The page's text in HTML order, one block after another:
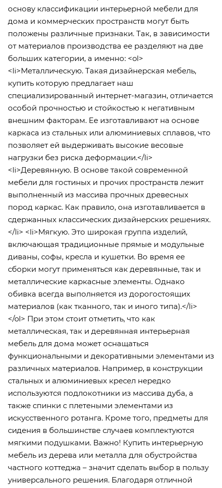
основу классификации интерьерной мебели для
дома и коммерческих пространств могут быть
положены различные признаки. Так, в зависимости
от материалов производства ее разделяют на две
больших категории, а именно: <ol>
<li>Металлическую. Такая дизайнерская мебель,
купить которую предлагает наш
специализированный интернет-магазин, отличается
особой прочностью и стойкостью к негативным
внешним факторам. Ее изготавливают на основе
каркаса из стальных или алюминиевых сплавов, что
позволяет ей выдерживать высокие весовые
нагрузки без риска деформации.</li>
<li>Деревянную. В основе такой современной
мебели для гостиных и прочих пространств лежит
выполненный из массива прочных древесных
пород каркас. Как правило, она изготавливается в
сдержанных классических дизайнерских решениях.
</li> <li>Мягкую. Это широкая группа изделий,
включающая традиционные прямые и модульные
диваны, софы, кресла и кушетки. Во время ее
сборки могут применяться как деревянные, так и
металлические каркасные элементы. Однако
обивка всегда выполняется из дорогостоящих
материалов (как тканного, так и иного типа).</li>
</ol> При этом стоит отметить, что как
металлическая, так и деревянная интерьерная
мебель для дома может оснащаться
функциональными и декоративными элементами из
различных материалов. Например, в конструкции
стальных и алюминиевых кресел нередко
используются подлокотники из массива дуба, а
также спинки с плетеными элементами из
искусственного ротанга. Кроме того, предметы для
сидения в большинстве случаев комплектуются
мягкими подушками. Важно! Купить интерьерную
мебель из дерева или металла для обустройства
частного коттеджа – значит сделать выбор в пользу
универсального решения. Благодаря отличной